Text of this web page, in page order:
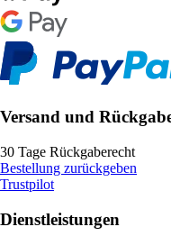
Versand und
30 Tage Rückgaberecht
Bestellung zurückgeben
Trustpilot
Dienstleistungen